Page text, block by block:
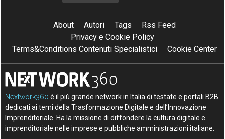
About Autori Tags
Rss Feed
Privacy e Cookie Policy
Terms&Conditions Contenuti Specialistici
Cookie Center
Nextwork360 è il più grande network in Italia di testate e portali B2B
dedicati ai temi della Trasformazione Digitale e dell’Innovazione
Imprenditoriale. Ha la missione di diffondere la cultura digitale e
imprenditoriale nelle imprese e pubbliche amministrazioni italiane.